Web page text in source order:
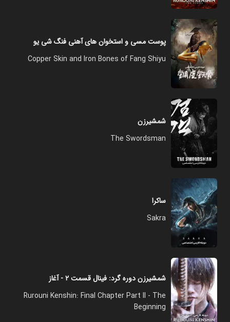
پوست مسی و استخوان های آهنی فنگ شی یو
Copper Skin and Iron Bones of Fang Shiyu
شمشیرزن
The Swordsman
ساکرا
Sakra
شمشیرزن دوره گرد: فینال قسمت ۲ - آغاز
Rurouni Kenshin: Final Chapter Part II - The
Beginning